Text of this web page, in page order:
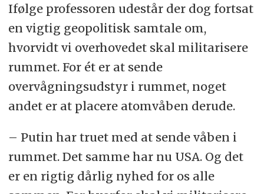
Ifølge professoren udestår der dog fortsat
en vigtig geopolitisk samtale om,
hvorvidt vi overhovedet skal militarisere
rummet. For ét er at sende
overvågningsudstyr i rummet, noget
andet er at placere atomvåben derude.
– Putin har truet med at sende våben i
rummet. Det samme har nu USA. Og det
er en rigtig dårlig nyhed for os alle